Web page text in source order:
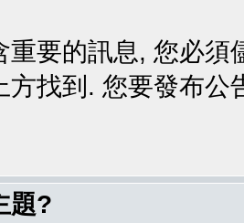
重要的訊息, 您必
方找到. 您要發布
題?